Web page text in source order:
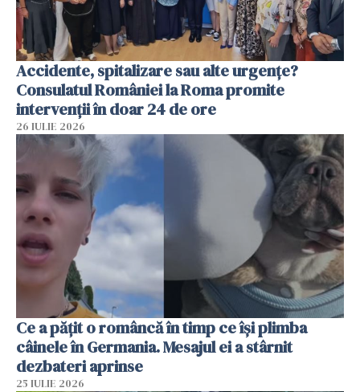
Accidente, spitalizare sau alte urgențe?
Consulatul României la Roma promite
intervenții în doar 24 de ore
26 IULIE 2026
Ce a pățit o româncă în timp ce își plimba
câinele în Germania. Mesajul ei a stârnit
dezbateri aprinse
25 IULIE 2026